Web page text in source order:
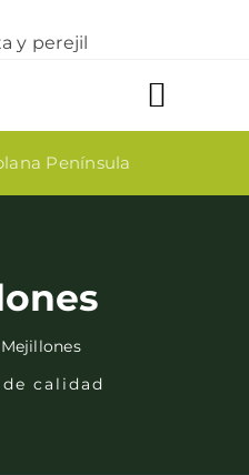
Toggle
Península
Mejillones
calidad